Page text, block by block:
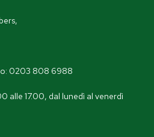
0203 808 6988
alle 17.00, dal lunedì al venerdì